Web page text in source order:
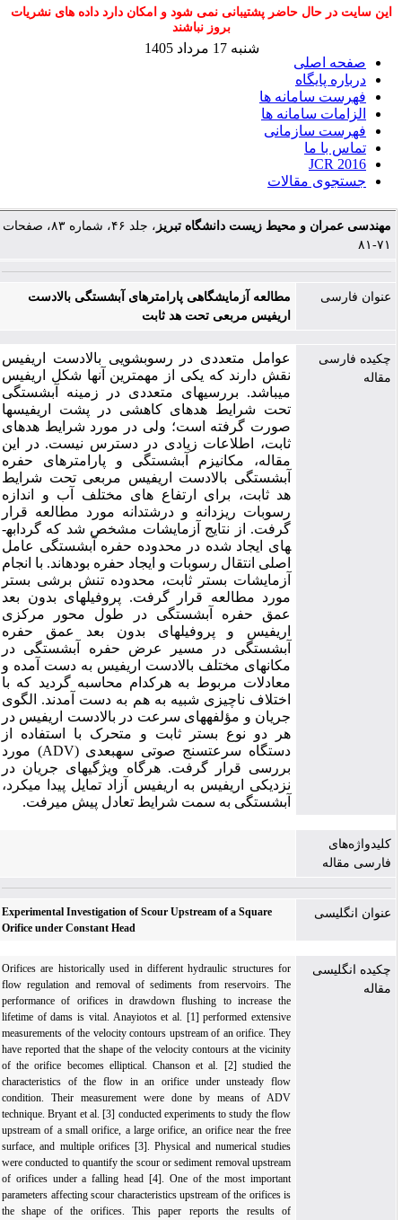
این سایت در حال حاضر پشتیبانی نمی شود و امکان دارد داده های نشریات
بروز نباشند
صفحه اصلی
درباره پایگاه
فهرست سامانه ها
الزامات سامانه ها
فهرست سازمانی
تماس با ما
JCR 2016
جستجوی مقالات
شنبه 17 مرداد 1405
مهندسی عمران و محیط زیست دانشگاه تبریز
، جلد ۴۶، شماره ۸۳، صفحات
۷۱-۸۱
عنوان فارسی
مطالعه آزمایشگاهی پارامترهای آبشستگی بالادست
اریفیس مربعی تحت هد ثابت
چکیده فارسی
مقاله
عوامل متعددی در رسوب­شویی بالادست اریفیس
نقش دارند که یکی از مهم­ترین آن­ها شکل اریفیس
می­باشد. بررسی­های متعددی در زمینه آبشستگی
تحت شرایط هدهای کاهشی در پشت اریفیس­ها
صورت گرفته است؛ ولی در مورد شرایط هدهای
ثابت، اطلاعات زیادی در دسترس نیست. در این
مقاله، مکانیزم آبشستگی و پارامترهای حفره
آبشستگی بالادست اریفیس مربعی تحت شرایط
هد ثابت، برای ارتفاع های مختلف آب و اندازه
رسوبات ریزدانه و درشت­دانه مورد مطالعه قرار
گرفت. از نتایج آزمایشات مشخص شد که گردابه­
های ایجاد شده در محدوده حفره آبشستگی عامل
اصلی انتقال رسوبات و ایجاد حفره بوده­اند. با انجام
آزمایشات بستر ثابت، محدوده تنش برشی بستر
مورد مطالعه قرار گرفت. پروفیل­های بدون بعد
عمق حفره آبشستگی در طول محور مرکزی
اریفیس و پروفیل­های بدون بعد عمق حفره
آبشستگی در مسیر عرض حفره آبشستگی در
مکان­های مختلف بالادست اریفیس به دست آمده و
معادلات مربوط به هرکدام محاسبه گردید که با
اختلاف ناچیزی شبیه به هم به دست آمدند. الگوی
جریان و مؤلفه­های سرعت در بالادست اریفیس در
هر دو نوع بستر ثابت و متحرک با استفاده از
دستگاه سرعت­سنج صوتی سه­بعدی (ADV) مورد
بررسی قرار گرفت. هرگاه ویژگی­های جریان در
نزدیکی اریفیس به اریفیس آزاد تمایل پیدا می­کرد،
آبشستگی به سمت شرایط تعادل پیش می­رفت.
کلیدواژه‌های
فارسی مقاله
عنوان انگلیسی
Experimental Investigation of Scour Upstream of a Square
Orifice under Constant Head
چکیده انگلیسی
مقاله
Orifices are historically used in different hydraulic structures for
flow regulation and removal of sediments from reservoirs. The
performance of orifices in drawdown flushing to increase the
lifetime of dams is vital. Anayiotos et al. [1] performed extensive
measurements of the velocity contours upstream of an orifice. They
have reported that the shape of the velocity contours at the vicinity
of the orifice becomes elliptical. Chanson et al. [2] studied the
characteristics of the flow in an orifice under unsteady flow
condition. Their measurement were done by means of ADV
technique. Bryant et al. [3] conducted experiments to study the flow
upstream of a small orifice, a large orifice, an orifice near the free
surface, and multiple orifices [3]. Physical and numerical studies
were conducted to quantify the scour or sediment removal upstream
of orifices under a falling head [4]. One of the most important
parameters affecting scour characteristics upstream of the orifices is
the shape of the orifices. This paper reports the results of